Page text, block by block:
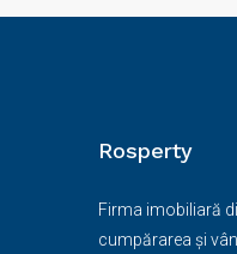
Rosperty
Firma imobiliară
cumpărarea și